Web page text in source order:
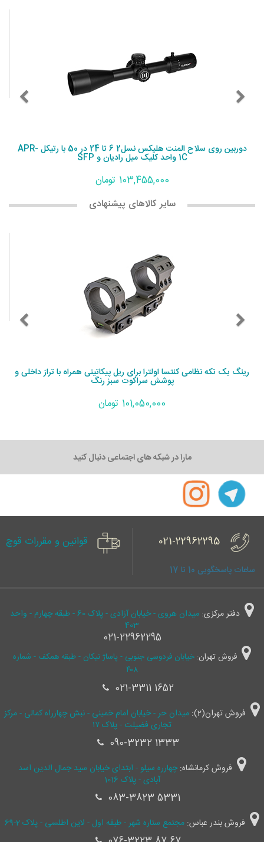
دوربین روی سلاح المنت هلیکس نسل2 6 تا 24 در 50 با رتیکل APR-
1C واحد کلیک میل رادیان و SFP
103,455,000 تومان
سایر کالاهای پیشنهادی
رینگ یک تکه نظامی کنتسا اولترا برای ریل پیکاتینی همراه با تراز داخلی و
پوشش سراکوت سبز رنگ
101,050,000 تومان
مارا در شبکه های اجتماعی دنبال کنید
021-22962295
ساعات پاسخگویی 10 تا 17
قوانین و مقررات قوچ
دفتر مرکزی:
میدان هروی - خیابان آزادی - پلاک 60 - طبقه چهارم - واحد
403
021-22962295
فروش تهران: خیابان فردوسی جنوبی - پاساژ نیکان - طبقه همکف - شماره
۴۰۸
021-3311 1652
فروش تهران(2):
میدان حر - خیابان امام خمینی - نبش چهارراه کمالی - مرکز
تجاری فضیلت - پلاک ۱۷
090-3232 1333
فروش کرمانشاه:چهارره سیلو - ابتدای خیابان سید جمال ‌الدین اسد
آبادی - پلاک 1016
083-3823 5331
فروش بندر عباس: مجتمع ستاره شهر - طبقه اول - لاین اطلسی - پلاک 2-69